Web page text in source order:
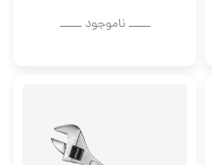
ــــــ ناموجود ــــــ